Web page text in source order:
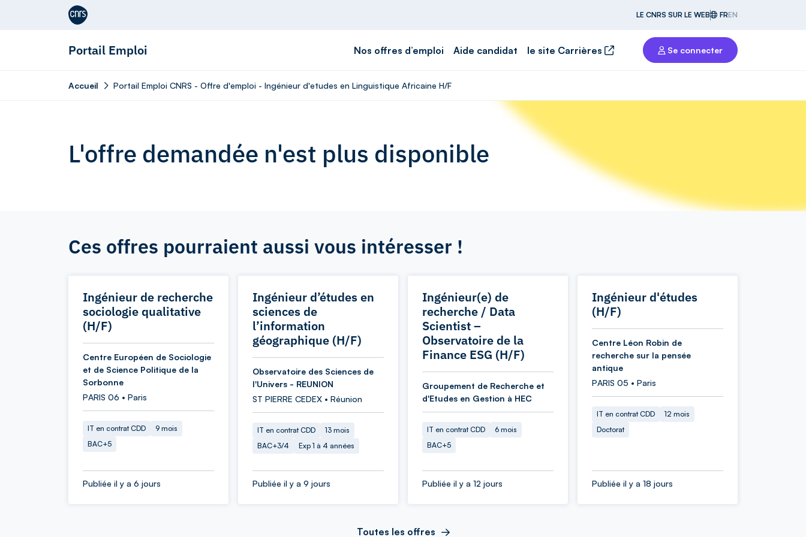
Aller au contenu
LE CNRS SUR LE WEB FREN
Portail Emploi Nos offres d’emploi Aide candidat le site Carrières Se connecter
Accueil Portail Emploi CNRS - Offre d'emploi - Ingénieur d'etudes en Linguistique Africaine H/F
L'offre demandée n'est plus disponible
Ces offres pourraient aussi vous intéresser !
Ingénieur de recherche
sociologie qualitative
(H/F)
Centre Européen de Sociologie
et de Science Politique de la
Sorbonne
PARIS 06 • Paris
IT en contrat CDD
9 mois
BAC+5
Publiée il y a 6 jours
Ingénieur d’études en
sciences de
l’information
géographique (H/F)
Observatoire des Sciences de
l'Univers - REUNION
ST PIERRE CEDEX • Réunion
IT en contrat CDD
13 mois
BAC+3/4
Exp 1 à 4 années
Publiée il y a 9 jours
Ingénieur(e) de
recherche / Data
Scientist –
Observatoire de la
Finance ESG (H/F)
Groupement de Recherche et
d'Etudes en Gestion à HEC
IT en contrat CDD
6 mois
BAC+5
Publiée il y a 12 jours
Ingénieur d'études
(H/F)
Centre Léon Robin de
recherche sur la pensée
antique
PARIS 05 • Paris
IT en contrat CDD
12 mois
Doctorat
Publiée il y a 18 jours
Toutes les offres